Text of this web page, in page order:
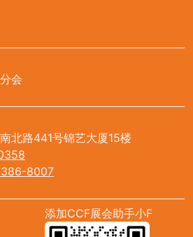
会
北路441号锦艺大厦15楼
8007
添加CCF展会助手小F